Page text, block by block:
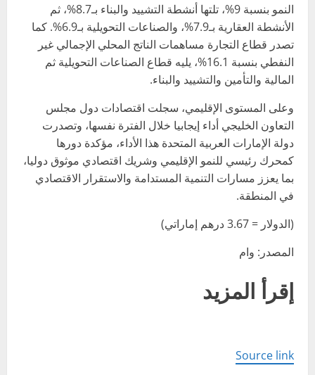
النمو بنسبة 9%، تلتها أنشطة التشييد والبناء بـ8.7%، ثم
الأنشطة العقارية بـ7.9%، والصناعات التحويلية بـ6.9%. كما
تصدر قطاع التجارة مساهمات الناتج المحلي الإجمالي غير
النفطي بنسبة 16.1%، يليه قطاع الصناعات التحويلية ثم
المالية والتأمين والتشييد والبناء.
وعلى المستوى الإقليمي، سجلت اقتصادات دول مجلس
التعاون الخليجي أداء إيجابيا خلال الفترة نفسها، وتصدرت
دولة الإمارات العربية المتحدة هذا الأداء، مؤكدة دورها
كمحرك رئيسي للنمو الإقليمي وشريك اقتصادي موثوق دوليا،
بما يعزز مسارات التنمية المستدامة والاستقرار الاقتصادي
في المنطقة.
(الدولار = 3.67 درهم إماراتي)
المصدر: وام
إقرأ المزيد
Source link